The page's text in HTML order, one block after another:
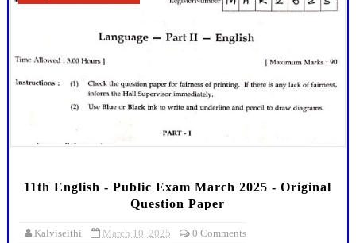
11th English - Public Exam March 2025 - Original
Question Paper
Kalviseithi March 10, 2025 0 Comments